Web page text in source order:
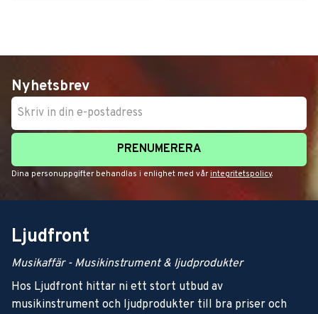
Nyhetsbrev
PRENUMERERA
Dina personuppgifter behandlas i enlighet med vår integritetspolicy.
Ljudfront
Musikaffär - Musikinstrument & ljudprodukter
Hos Ljudfront hittar ni ett stort utbud av
musikinstrument och ljudprodukter till bra priser och